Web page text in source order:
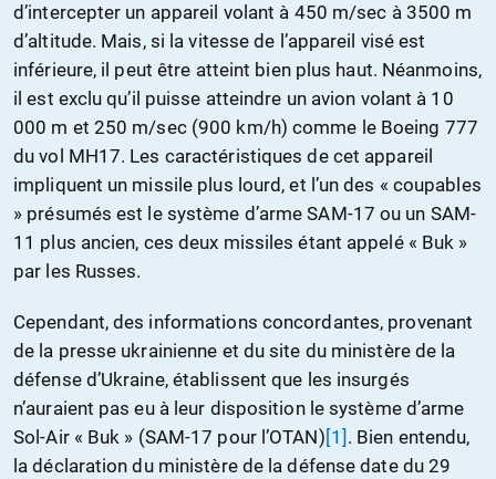
d’intercepter un appareil volant à 450 m/sec à 3500 m
d’altitude. Mais, si la vitesse de l’appareil visé est
inférieure, il peut être atteint bien plus haut. Néanmoins,
il est exclu qu’il puisse atteindre un avion volant à 10
000 m et 250 m/sec (900 km/h) comme le Boeing 777
du vol MH17. Les caractéristiques de cet appareil
impliquent un missile plus lourd, et l’un des « coupables
» présumés est le système d’arme SAM-17 ou un SAM-
11 plus ancien, ces deux missiles étant appelé « Buk »
par les Russes.
Cependant, des informations concordantes, provenant
de la presse ukrainienne et du site du ministère de la
défense d’Ukraine, établissent que les insurgés
n’auraient pas eu à leur disposition le système d’arme
Sol-Air « Buk » (SAM-17 pour l’OTAN) [1] . Bien entendu,
la déclaration du ministère de la défense date du 29